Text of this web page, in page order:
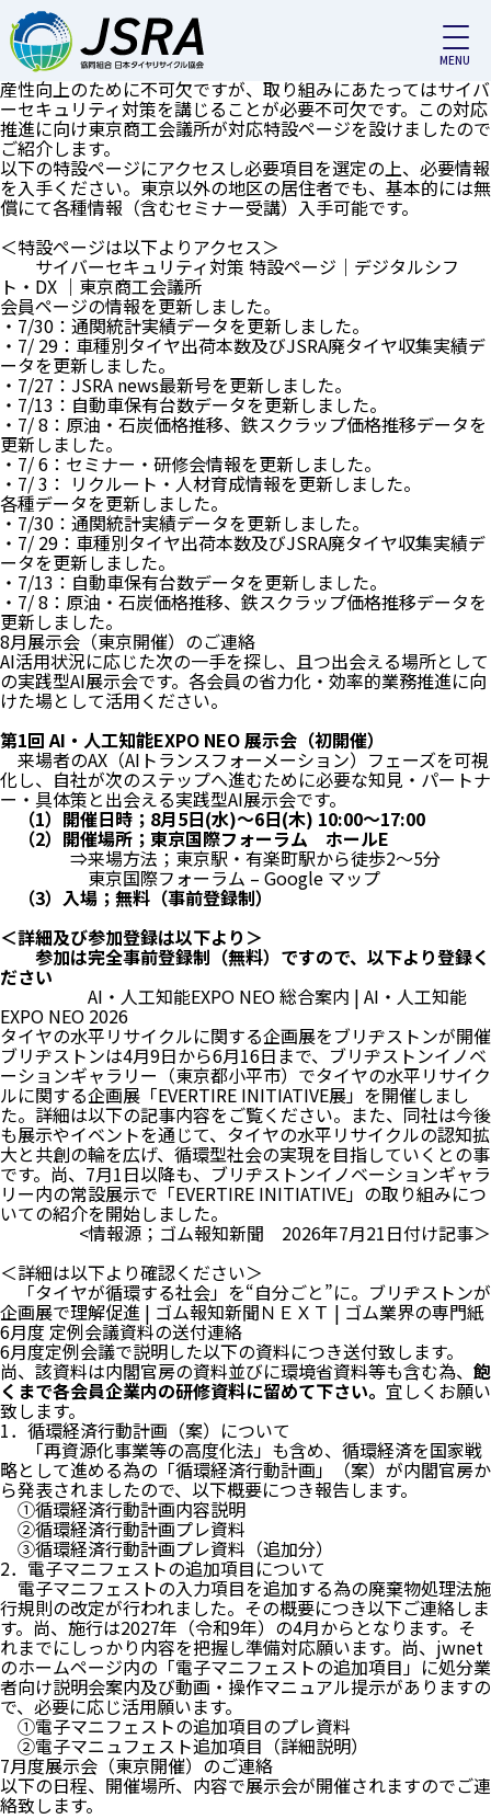
会員専用_お知らせ_カテゴリー:
サイバーセキュリティ対策対応について（東京商工会議所 特
設ページ紹介）
デジタル化やDXの推進は、各会員にとっても業務効率化・生
産性向上のために不可欠ですが、取り組みにあたってはサイバ
ーセキュリティ対策を講じることが必要不可欠です。この対応
推進に向け東京商工会議所が対応特設ページを設けましたので
ご紹介します。
以下の特設ページにアクセスし必要項目を選定の上、必要情報
を入手ください。東京以外の地区の居住者でも、基本的には無
償にて各種情報（含むセミナー受講）入手可能です。
＜特設ページは以下よりアクセス＞
サイバーセキュリティ対策 特設ページ｜デジタルシフ
ト・DX ｜東京商工会議所
会員ページの情報を更新しました。
・7/30：通関統計実績データを更新しました。
・7/ 29：車種別タイヤ出荷本数及びJSRA廃タイヤ収集実績デ
ータを更新しました。
・7/27：JSRA news最新号を更新しました。
・7/13：自動車保有台数データを更新しました。
・7/ 8：原油・石炭価格推移、鉄スクラップ価格推移データを
更新しました。
・7/ 6：セミナー・研修会情報を更新しました。
・7/ 3： リクルート・人材育成情報を更新しました。
各種データを更新しました。
・7/30：通関統計実績データを更新しました。
・7/ 29：車種別タイヤ出荷本数及びJSRA廃タイヤ収集実績デ
ータを更新しました。
・7/13：自動車保有台数データを更新しました。
・7/ 8：原油・石炭価格推移、鉄スクラップ価格推移データを
更新しました。
8月展示会（東京開催）のご連絡
AI活用状況に応じた次の一手を探し、且つ出会える場所として
の実践型AI展示会です。各会員の省力化・効率的業務推進に向
けた場として活用ください。
第1回 AI・人工知能EXPO NEO 展示会（初開催）
来場者のAX（AI トランスフォーメーション） フェーズを可視
化し、自社が次のステップへ進むために必要な知見・パートナ
ー・具体策と出会える実践型AI展示会です。
（1）開催日時；8月5日(水)～6日(木) 10:00～17:00
（2）開催場所；東京国際フォーラム ホールE
⇒来場方法；東京駅・有楽町駅から徒歩2～5分
東京国際フォーラム – Google マップ
（3）入場；無料（事前登録制）
＜詳細及び参加登録は以下より＞
参加は完全事前登録制（無料）ですので、以下より登録く
ださい
AI・人工知能EXPO NEO 総合案内 | AI・人工知能
EXPO NEO 2026
タイヤの水平リサイクルに関する企画展をブリヂストンが開催
ブリヂストンは4月9日から6月16日まで、ブリヂストンイノベ
ーションギャラリー（東京都小平市）でタイヤの水平リサイク
ルに関する企画展「EVERTIRE INITIATIVE展」を開催しまし
た。詳細は以下の記事内容をご覧ください。また、同社は今後
も展示やイベントを通じて、タイヤの水平リサイクルの認知拡
大と共創の輪を広げ、循環型社会の実現を目指していくとの事
です。尚、7月1日以降も、ブリヂストンイノベーションギャラ
リー内の常設展示で「EVERTIRE INITIATIVE」の取り組みにつ
いての紹介を開始しました。
<情報源；ゴム報知新聞 2026年7月21日付け記事＞
＜詳細は以下より確認ください＞
「タイヤが循環する社会」を“自分ごと”に。ブリヂストンが
企画展で理解促進 | ゴム報知新聞ＮＥＸＴ | ゴム業界の専門紙
6月度 定例会議資料の送付連絡
6月度定例会議で説明した以下の資料につき送付致します。
尚、該資料は内閣官房の資料並びに環境省資料等も含む為、 飽
くまで各会員企業内の研修資料に留めて下さい。 宜しくお願い
致します。
1．循環経済行動計画（案）について
「再資源化事業等の高度化法」も含め、循環経済を国家戦
略として進める為の「循環経済行動計画」（案）が内閣官房か
ら発表されましたので、以下概要につき報告します。
①循環経済行動計画内容説明
②循環経済行動計画プレ資料
③循環経済行動計画プレ資料（追加分）
2．電子マニフェストの追加項目について
電子マニフェストの入力項目を追加する為の廃棄物処理法施
行規則の改定が行われました。その概要につき以下ご連絡しま
す。尚、施行は2027年（令和9年）の4月からとなります。そ
れまでにしっかり内容を把握し準備対応願います。尚、jwnet
のホームページ内の「電子マニフェストの追加項目」に処分業
者向け説明会案内及び動画・操作マニュアル提示がありますの
で、必要に応じ活用願います。
①電子マニフェストの追加項目のプレ資料
②電子マニュフェスト追加項目（詳細説明）
7月度展示会（東京開催）のご連絡
以下の日程、開催場所、内容で展示会が開催されますのでご連
絡致します。